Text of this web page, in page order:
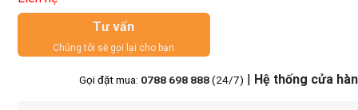
Tư vấn
Chúng tôi sẽ gọi lại cho bạn
Gọi đặt mua: 0788 698 888(24/7) Hệ thống cửa